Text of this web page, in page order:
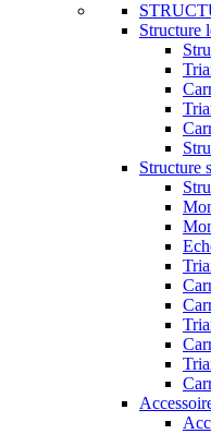
Structure
Structure